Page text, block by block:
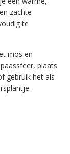
zachte
te
mos en
plaats
gebruik het als